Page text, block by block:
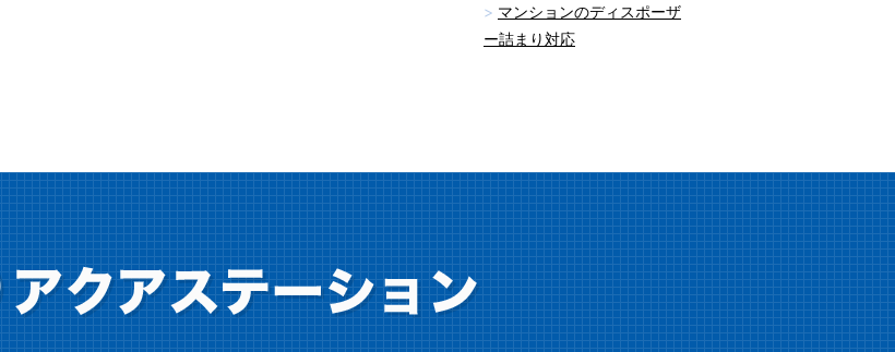
マンションのディスポーザ
ー詰まり対応